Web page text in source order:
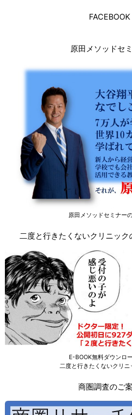
FACEBOOK
原田メソッドセ
原田メソッドセミナー
二度と行きたくないクリニッ
E-BOOK無料ダウンロ
二度と行きたくないクリニ
商圏調査のご